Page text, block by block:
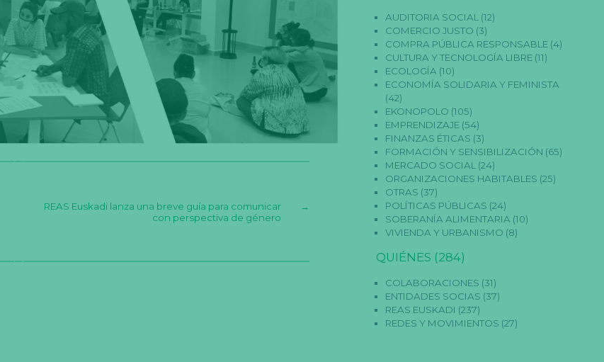
→
REAS Euskadi lanza una breve guía para comunicar
con perspectiva de género
AUDITORIA SOCIAL (12)
COMERCIO JUSTO (3)
COMPRA PÚBLICA RESPONSABLE (4)
CULTURA Y TECNOLOGÍA LIBRE (11)
ECOLOGÍA (10)
ECONOMÍA SOLIDARIA Y FEMINISTA
(42)
EKONOPOLO (105)
EMPRENDIZAJE (54)
FINANZAS ÉTICAS (3)
FORMACIÓN Y SENSIBILIZACIÓN (65)
MERCADO SOCIAL (24)
ORGANIZACIONES HABITABLES (25)
OTRAS (37)
POLÍTICAS PÚBLICAS (24)
SOBERANÍA ALIMENTARIA (10)
VIVIENDA Y URBANISMO (8)
QUIÉNES (284)
COLABORACIONES (31)
ENTIDADES SOCIAS (37)
REAS EUSKADI (237)
REDES Y MOVIMIENTOS (27)